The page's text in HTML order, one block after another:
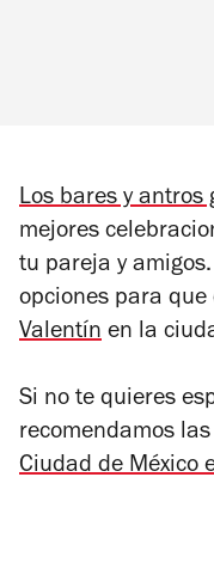
Los bares y antros
mejores
tu pareja y
opciones para que
Valentín en la
Si no te quieres
recomendamos
Ciudad de México